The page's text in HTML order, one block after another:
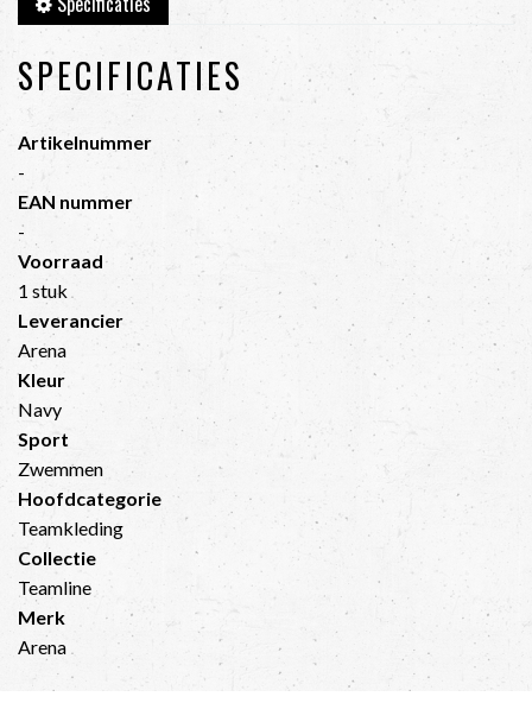
SPECIFICATIES
Artikelnummer
-
EAN nummer
-
Voorraad
1 stuk
Leverancier
Arena
Kleur
Navy
Sport
Zwemmen
Hoofdcategorie
Teamkleding
Collectie
Teamline
Merk
Arena